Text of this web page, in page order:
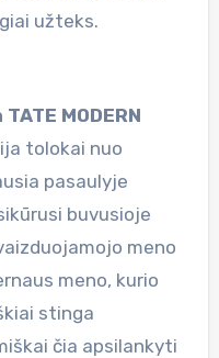
užteks.
MODERN
tolokai nuo
pasaulyje
buvusioje
meno
meno, kurio
stinga
čia apsilankyti